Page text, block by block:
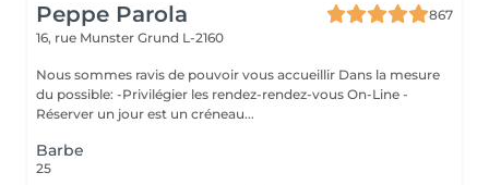
Peppe Parola
867
16, rue Munster Grund L-2160
Nous sommes ravis de pouvoir vous accueillir Dans la mesure
du possible: -Privilégier les rendez-rendez-vous On-Line -
Réserver un jour est un créneau...
Barbe
25